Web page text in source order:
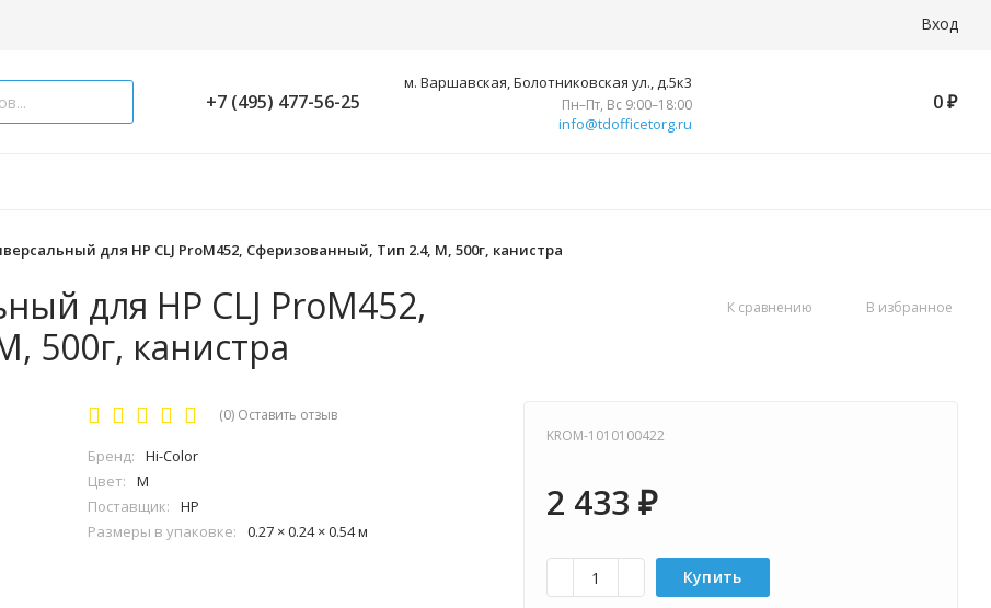
Вход
+7 (495) 477-56-25
м. Варшавская, Болотниковская ул., д.5к3
Пн–Пт, Вс 9:00–18:00
info@tdofficetorg.ru
0 ₽
для HP CLJ ProM452, Сферизованный, Тип 2.4, M, 500г, канистра
для HP CLJ ProM452,
500г, канистра
К сравнению В избранное
(0) Оставить отзыв
Бренд:
Hi-Color
Цвет:
M
Поставщик:
HP
Размеры в упаковке:
0.27 × 0.24 × 0.54 м
KROM-1010100422
2 433 ₽
Купить